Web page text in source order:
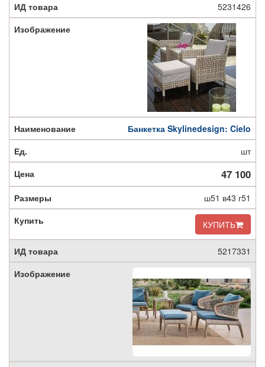
5231426
Банкетка Skylinedesign: Cielo
шт
47 100
ш51 в43 г51
КУПИТЬ
5217331